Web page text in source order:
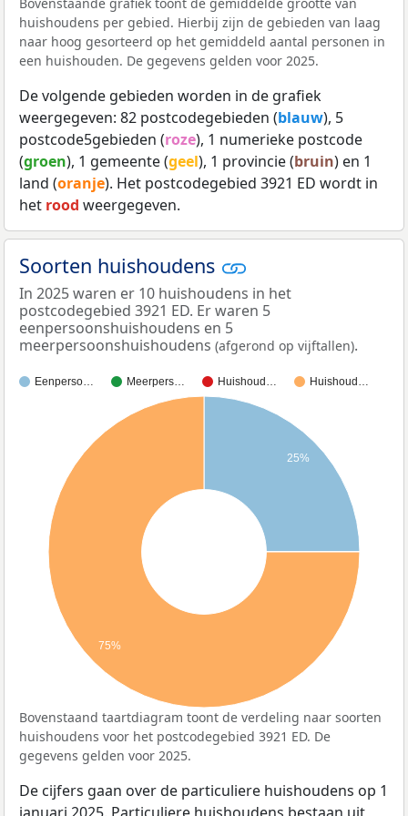
huishoudens per gebied. Hierbij zijn de gebieden van laag
naar hoog gesorteerd op het gemiddeld aantal personen in
een huishouden. De gegevens gelden voor 2025.
De volgende gebieden worden in de grafiek
weergegeven: 82 postcodegebieden (blauw), 5
postcode5gebieden (roze), 1 numerieke postcode
(groen), 1 gemeente (geel), 1 provincie (bruin) en 1
land (oranje). Het postcodegebied 3921 ED wordt in
het rood weergegeven.
Soorten huishoudens
In 2025 waren er 10 huishoudens in het
postcodegebied 3921 ED. Er waren 5
eenpersoonshuishoudens en 5
meerpersoonshuishoudens (afgerond op vijftallen).
Eenperso… Meerpers… Huishoud… Huishoud…
25%
75%
Bovenstaand taartdiagram toont de verdeling naar soorten
huishoudens voor het postcodegebied 3921 ED. De
gegevens gelden voor 2025.
De cijfers gaan over de particuliere huishoudens op 1